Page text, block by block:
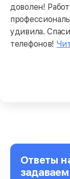
доволен!
удивила.
телефонов!
Ответы